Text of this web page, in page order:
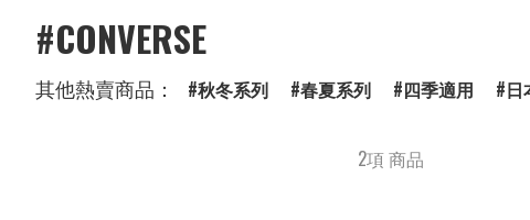
#CONVERSE
其他熱賣商品： 秋冬系列 春夏系列 四季適用 日
2項 商品